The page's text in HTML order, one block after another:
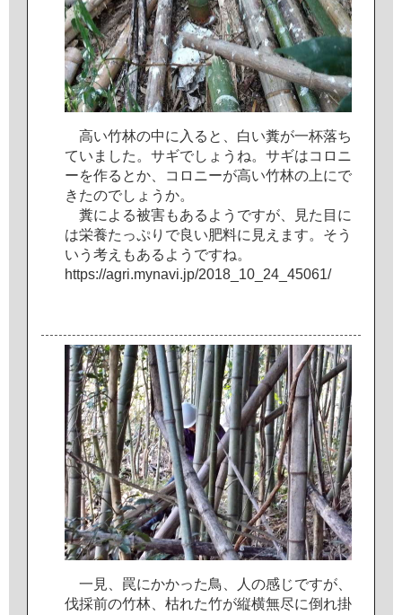
高い竹林の中に 入 る と 白い糞が一杯落ち
てい ま した 。 サギでし ょ う ね。 サギはコ ロ ニ
ーを作る とか コ ロ ニーが高い竹林の 上にで
き たのでし ょ う か。
糞に よ る被害もある よ う ですが 見た 目 に
は栄養た っぷり で良 い肥料に 見 え ま す。 そ う
い う 考え もある よ う ですね。
https://agri.mynavi.jp/2018 10 24 45061/
一 見 罠にかかった鳥 人 の感じですが
伐採前の竹林 枯れた竹が縦横無尽に倒 れ掛